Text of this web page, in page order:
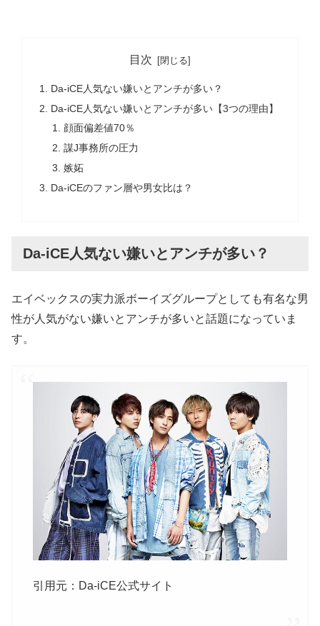
目次
Da-iCE人気ない嫌いとアンチが多い？
Da-iCE人気ない嫌いとアンチが多い【3つの理由】
顔面偏差値70％
謀J事務所の圧力
嫉妬
Da-iCEのファン層や男女比は？
Da-iCE人気ない嫌いとアンチが多い？
エイベックスの実力派ボーイズグループとしても有名な男
性が人気がない嫌いとアンチが多いと話題になっていま
す。
引用元：Da-iCE公式サイト